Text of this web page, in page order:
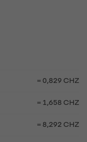
= 0,829 CHZ
= 1,658 CHZ
= 8,292 CHZ